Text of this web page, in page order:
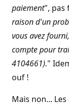
paiement", pas
raison d'un
vous avez
compte pour
4104661)."
ouf !
Mais non...